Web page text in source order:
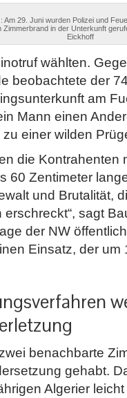
Am 29. Juni wurden Polizei und
Zimmerbrand in der Unterkunft
Eickhoff
wählten.
beobachtete der
am
Mann einen
einer wilden
die Kontrahenten
60 Zentimeter
und Brutalität,
erschreckt“, sagt
der NW
Einsatz, der
benachbarte
gehabt.
Algerier